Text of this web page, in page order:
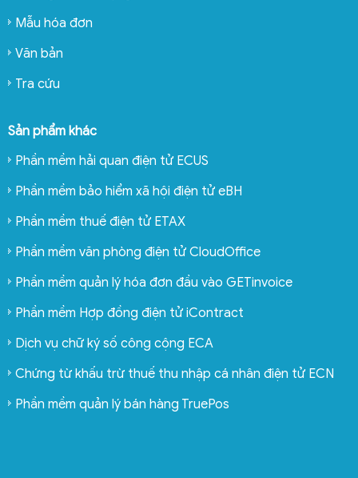
Mẫu hóa đơn
Văn bản
Tra cứu
Sản phẩm khác
Phần mềm hải quan điện tử ECUS
Phần mềm bảo hiểm xã hội điện tử eBH
Phần mềm thuế điện tử ETAX
Phần mềm văn phòng điện tử CloudOffice
Phần mềm quản lý hóa đơn đầu vào GETinvoice
Phần mềm Hợp đồng điện tử iContract
Dịch vụ chữ ký số công cộng ECA
Chứng từ khấu trừ thuế thu nhập cá nhân điện tử ECN
Phần mềm quản lý bán hàng TruePos